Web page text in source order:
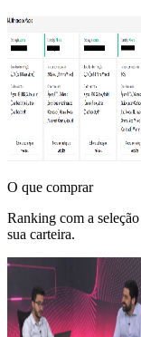
O que comprar
Ranking com a
sua carteira.